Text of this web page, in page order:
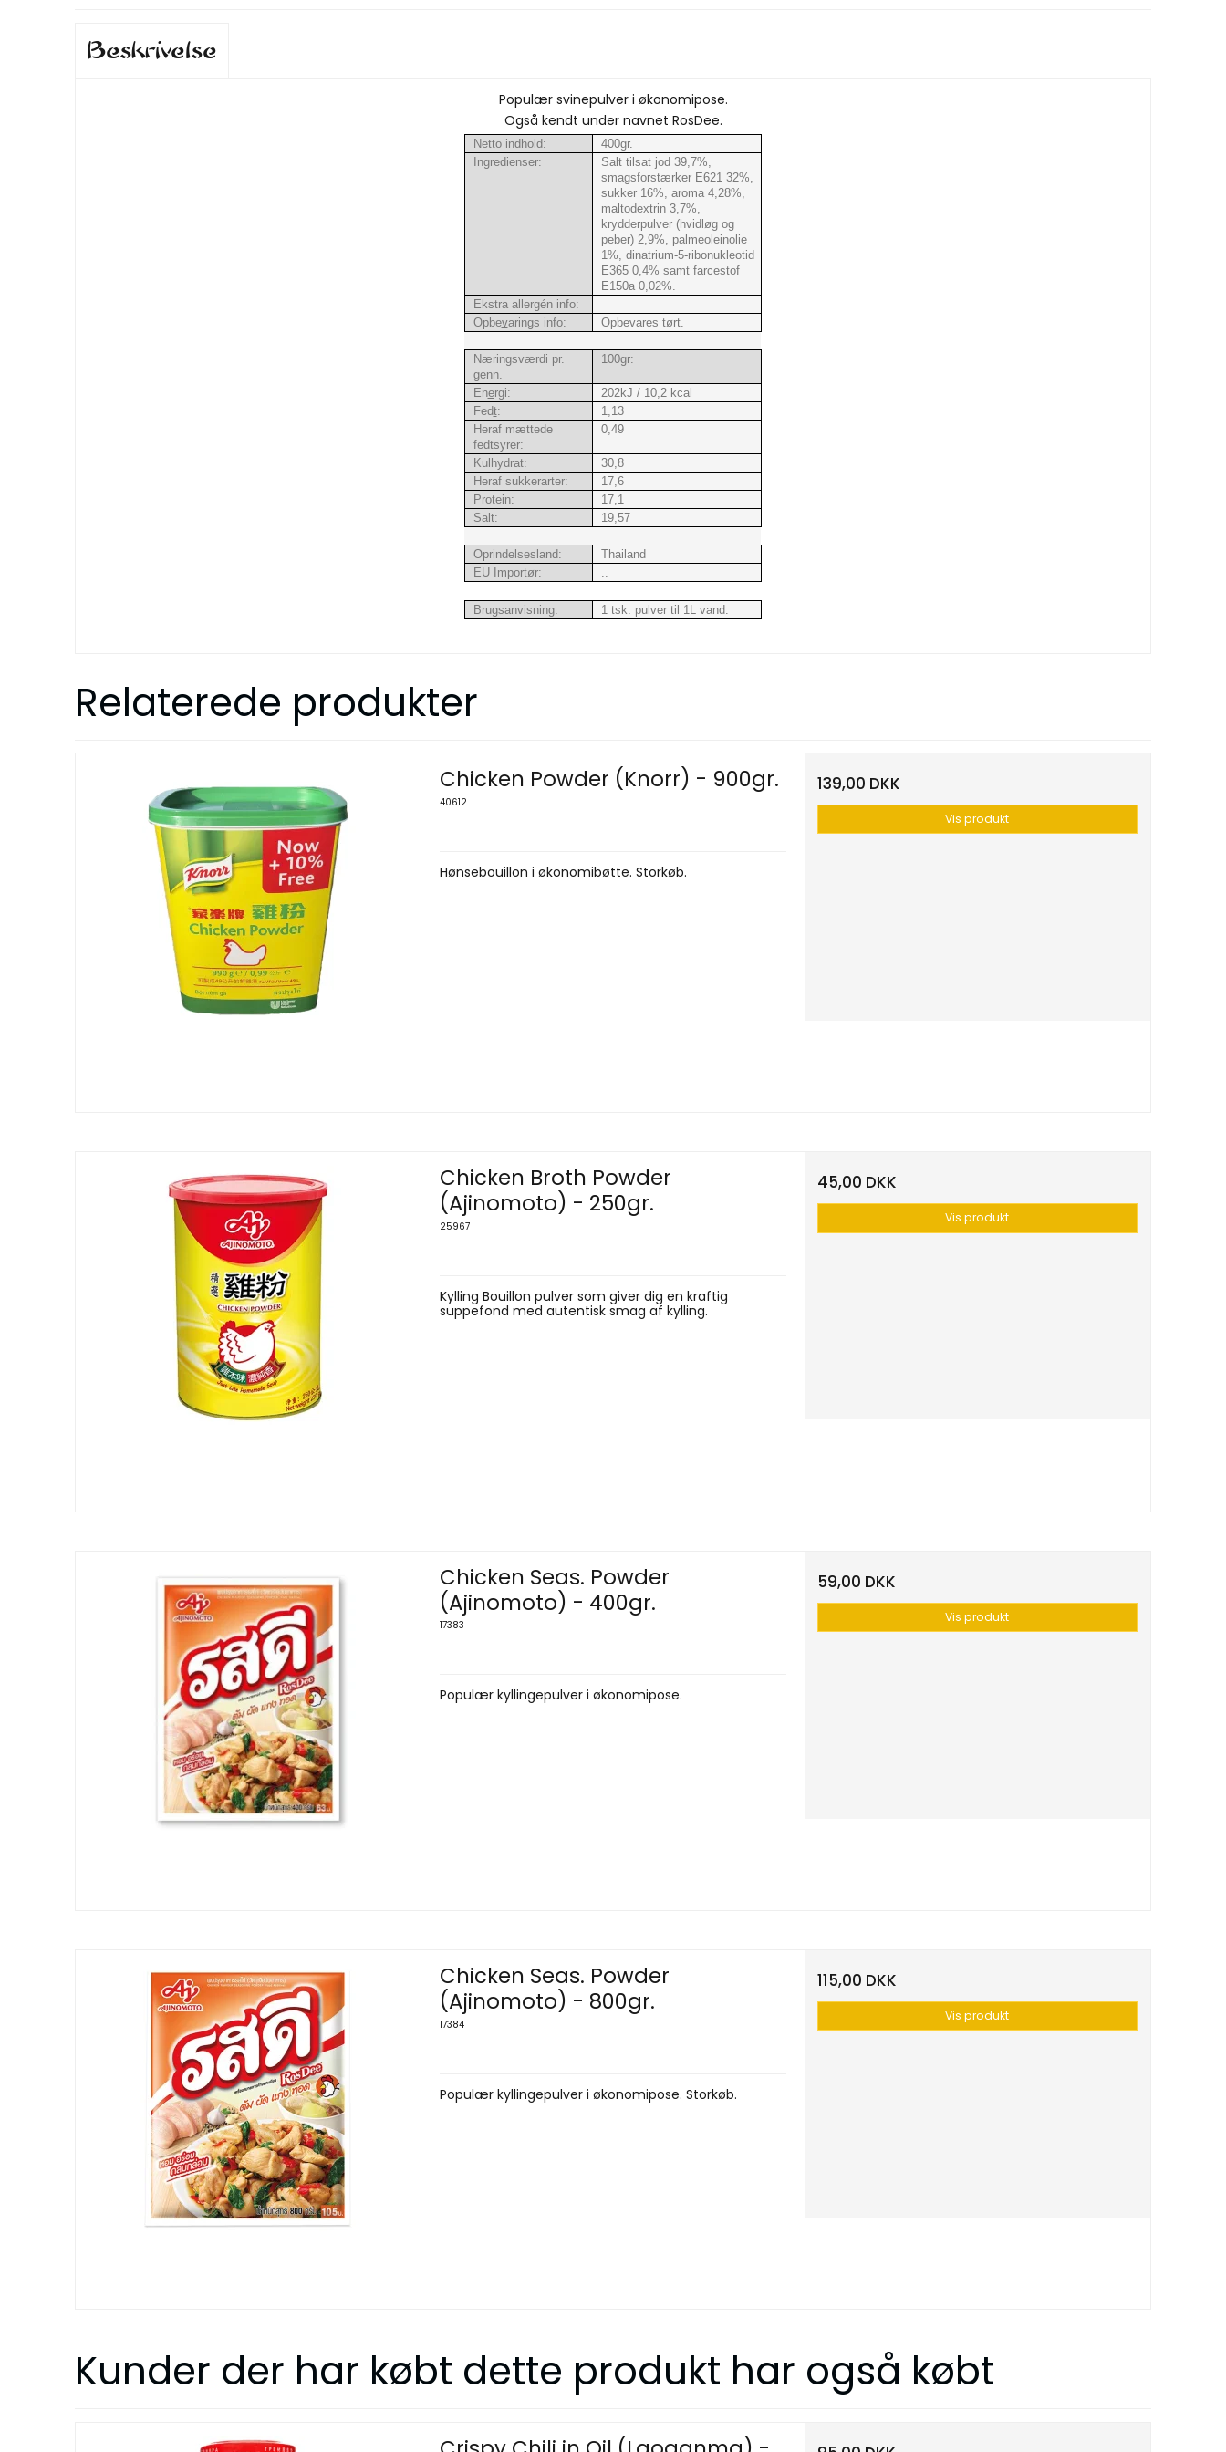
Beskrivelse
Populær svinepulver i økonomipose.
Også kendt under navnet RosDee.
Netto indhold:
400gr.
Ingredienser:
Salt tilsat jod 39,7%,
smagsforstærker E621 32%,
sukker 16%, aroma 4,28%,
maltodextrin 3,7%,
krydderpulver (hvidløg og
peber) 2,9%, palmeoleinolie
1%, dinatrium-5-ribonukleotid
E365 0,4% samt farcestof
E150a 0,02%.
Ekstra allergén info:
Opbevarings info: Opbevares tørt.
Næringsværdi pr.
genn.
100gr:
Energi:
202kJ / 10,2 kcal
Fedt:
1,13
Heraf mættede
fedtsyrer:
0,49
Kulhydrat:
30,8
Heraf sukkerarter:
17,6
Protein:
17,1
Salt:
19,57
Oprindelsesland:
Thailand
EU Importør:
Brugsanvisning: 1 tsk. pulver til 1L vand.
Relaterede produkter
Chicken Powder (Knorr) - 900gr.
40612
Hønsebouillon i økonomibøtte. Storkøb.
139,00 DKK
Vis produkt
Chicken Broth Powder
(Ajinomoto) - 250gr.
25967
Kylling Bouillon pulver som giver dig en kraftig
suppefond med autentisk smag af kylling.
45,00 DKK
Vis produkt
Chicken Seas. Powder
(Ajinomoto) - 400gr.
17383
Populær kyllingepulver i økonomipose.
59,00 DKK
Vis produkt
Chicken Seas. Powder
(Ajinomoto) - 800gr.
17384
Populær kyllingepulver i økonomipose. Storkøb.
115,00 DKK
Vis produkt
Kunder der har købt dette produkt har også købt